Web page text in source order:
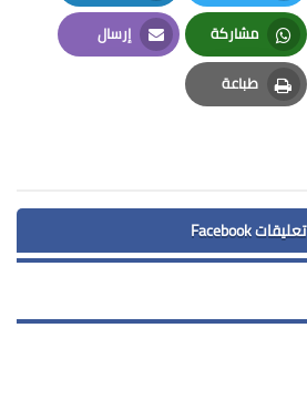
Twitter
LinkedIn
مشاركة
Whatsapp
إرسال
Email
طباعة
Print
تعليقات Facebook